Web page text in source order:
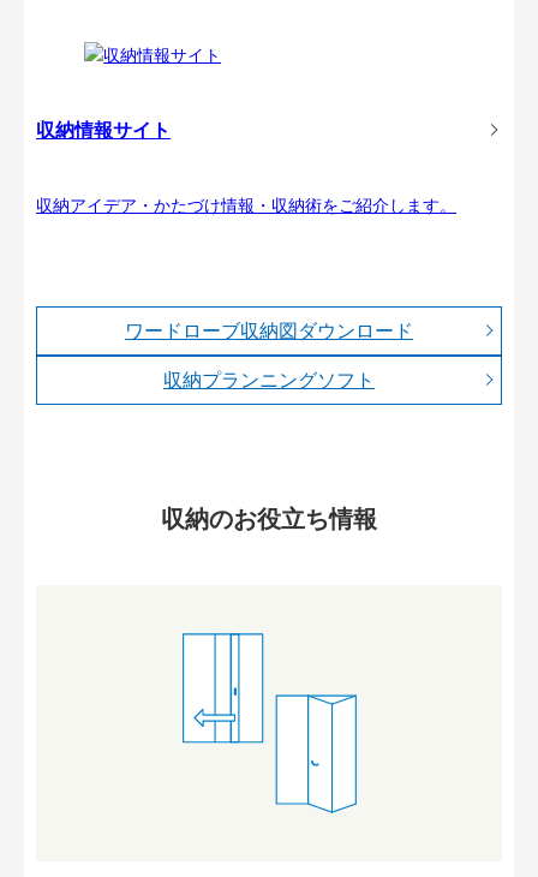
収納情報サイト
収納アイデア・かたづけ情報・収納術をご紹介します。
ワードローブ収納図ダウンロード
収納プランニングソフト
収納のお役立ち情報